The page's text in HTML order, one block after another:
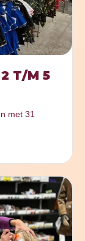
2 T/M 5
met 31